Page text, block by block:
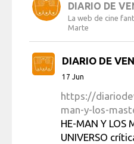
DIARIO DE
La web de cine
Marte
DIARIO DE
17 Jun
https://
man-y-los-
HE-MAN Y LOS
UNIVERSO